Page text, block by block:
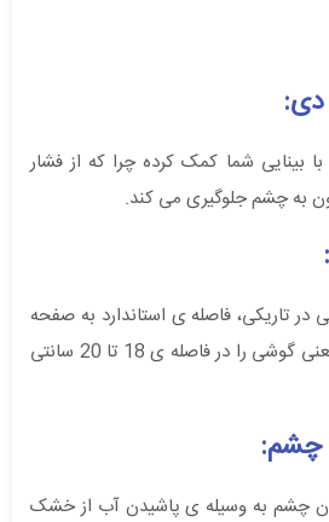
دی:
بینایی شما کمک کرده چرا که از فشار
به چشم جلوگیری می کند.
در تاریکی، فاصله ی استاندارد به صفحه
ی گوشی را رعایت کنید. یعنی گوشی را در فاصله ی 18 تا 20 سانتی
چشم:
چشم به وسیله ی پاشیدن آب از خشک